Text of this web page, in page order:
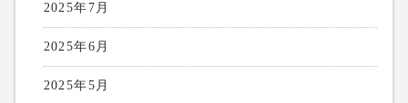
2025年7月
2025年6月
2025年5月